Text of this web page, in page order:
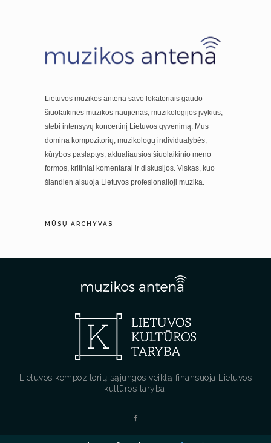
Lietuvos muzikos antena savo lokatoriais gaudo
šiuolaikinės muzikos naujienas, muzikologijos įvykius,
stebi intensyvų koncertinį Lietuvos gyvenimą. Mus
domina kompozitorių, muzikologų individualybės,
kūrybos paslaptys, aktualiausios šiuolaikinio meno
formos, kritiniai komentarai ir diskusijos. Viskas, kuo
šiandien alsuoja Lietuvos profesionalioji muzika.
MŪSŲ ARCHYVAS
Lietuvos kompozitorių sąjungos veiklą finansuoja Lietuvos
kultūros taryba.